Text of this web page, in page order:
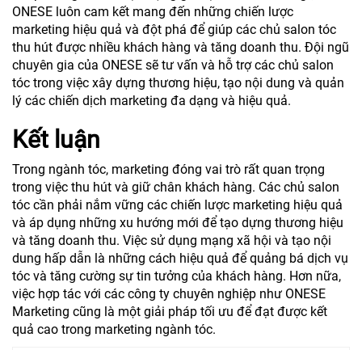
ONESE luôn cam kết mang đến những chiến lược
marketing hiệu quả và đột phá để giúp các chủ salon tóc
thu hút được nhiều khách hàng và tăng doanh thu. Đội ngũ
chuyên gia của ONESE sẽ tư vấn và hỗ trợ các chủ salon
tóc trong việc xây dựng thương hiệu, tạo nội dung và quản
lý các chiến dịch marketing đa dạng và hiệu quả.
Kết luận
Trong ngành tóc, marketing đóng vai trò rất quan trọng
trong việc thu hút và giữ chân khách hàng. Các chủ salon
tóc cần phải nắm vững các chiến lược marketing hiệu quả
và áp dụng những xu hướng mới để tạo dựng thương hiệu
và tăng doanh thu. Việc sử dụng mạng xã hội và tạo nội
dung hấp dẫn là những cách hiệu quả để quảng bá dịch vụ
tóc và tăng cường sự tin tưởng của khách hàng. Hơn nữa,
việc hợp tác với các công ty chuyên nghiệp như ONESE
Marketing cũng là một giải pháp tối ưu để đạt được kết
quả cao trong marketing ngành tóc.